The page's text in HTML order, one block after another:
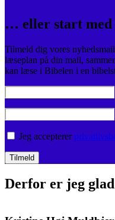
… eller start med
Tilmeld dig vores
læseplan på din mail,
kan læse i Bibelen i en
Jeg accepterer
Derfor er jeg